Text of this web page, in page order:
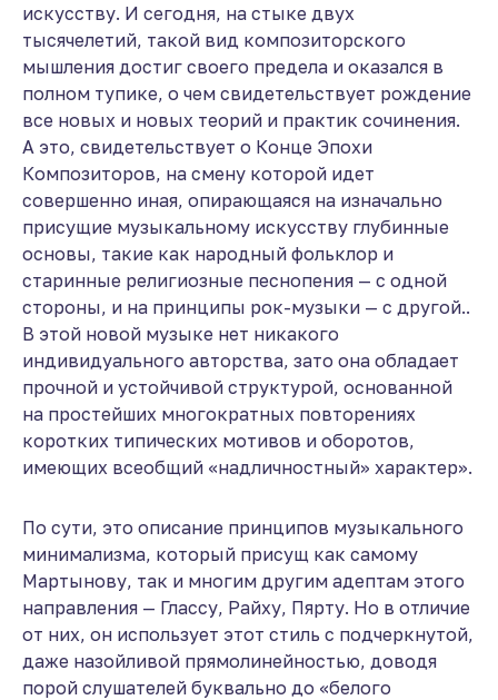
искусству. И сегодня, на стыке двух
тысячелетий, такой вид композиторского
мышления достиг своего предела и оказался в
полном тупике, о чем свидетельствует рождение
все новых и новых теорий и практик сочинения.
А это, свидетельствует о Конце Эпохи
Композиторов, на смену которой идет
совершенно иная, опирающаяся на изначально
присущие музыкальному искусству глубинные
основы, такие как народный фольклор и
старинные религиозные песнопения — с одной
стороны, и на принципы рок-музыки — с другой..
В этой новой музыке нет никакого
индивидуального авторства, зато она обладает
прочной и устойчивой структурой, основанной
на простейших многократных повторениях
коротких типических мотивов и оборотов,
имеющих всеобщий «надличностный» характер».
По сути, это описание принципов музыкального
минимализма, который присущ как самому
Мартынову, так и многим другим адептам этого
направления — Глассу, Райху, Пярту. Но в отличие
от них, он использует этот стиль с подчеркнутой,
даже назойливой прямолинейностью, доводя
порой слушателей буквально до «белого